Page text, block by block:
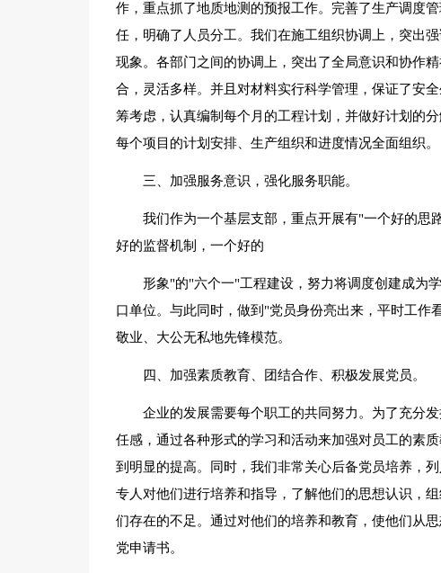
作，重点抓了地质地测的预报工作。完善了生产调度
任，明确了人员分工。我们在施工组织协调上，突出
现象。各部门之间的协调上，突出了全局意识和协作
合，灵活多样。并且对材料实行科学管理，保证了安
筹考虑，认真编制每个月的工程计划，并做好计划的
每个项目的计划安排、生产组织和进度情况全面组织。
三、加强服务意识，强化服务职能。
我们作为一个基层支部，重点开展有"一个好的思
好的监督机制，一个好的
形象"的"六个一"工程建设，努力将调度创建成为
口单位。与此同时，做到"党员身份亮出来，平时工作
敬业、大公无私地先锋模范。
四、加强素质教育、团结合作、积极发展党员。
企业的发展需要每个职工的共同努力。为了充分
任感，通过各种形式的学习和活动来加强对员工的素
到明显的提高。同时，我们非常关心后备党员培养，
专人对他们进行培养和指导，了解他们的思想认识，
们存在的不足。通过对他们的培养和教育，使他们从
党申请书。